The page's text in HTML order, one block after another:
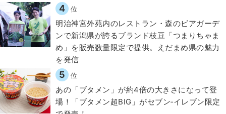
4 位
明治神宮外苑内のレストラン・森のビアガーデ
ンで新潟県が誇るブランド枝豆「つまりちゃま
め」を販売数量限定で提供。えだまめ県の魅力
を発信
5 位
あの「ブタメン」が約4倍の大きさになって登
場！「ブタメン超BIG」がセブン‐イレブン限定